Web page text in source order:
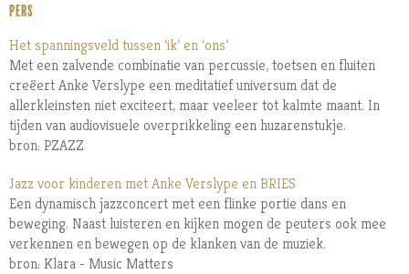
PERS
Het spanningsveld tussen ‘ik’ en ‘ons’
Met een zalvende combinatie van percussie, toetsen en fluiten
creëert Anke Verslype een meditatief universum dat de
allerkleinsten niet exciteert, maar veeleer tot kalmte maant. In
tijden van audiovisuele overprikkeling een huzarenstukje.
bron: PZAZZ
Jazz voor kinderen met Anke Verslype en BRIES
Een dynamisch jazzconcert met een flinke portie dans en
beweging. Naast luisteren en kijken mogen de peuters ook mee
verkennen en bewegen op de klanken van de muziek.
bron: Klara - Music Matters